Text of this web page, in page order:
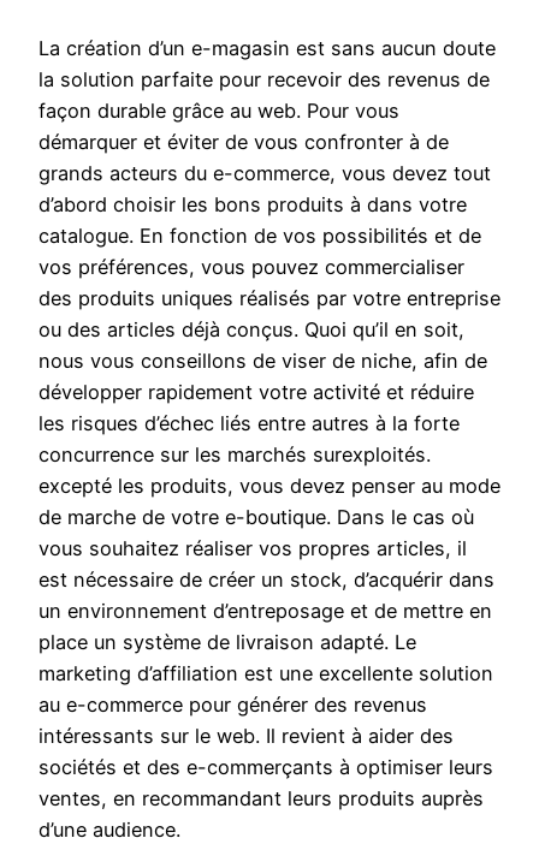
La création d’un e-magasin est sans aucun doute
la solution parfaite pour recevoir des revenus de
façon durable grâce au web. Pour vous
démarquer et éviter de vous confronter à de
grands acteurs du e-commerce, vous devez tout
d’abord choisir les bons produits à dans votre
catalogue. En fonction de vos possibilités et de
vos préférences, vous pouvez commercialiser
des produits uniques réalisés par votre entreprise
ou des articles déjà conçus. Quoi qu’il en soit,
nous vous conseillons de viser de niche, afin de
développer rapidement votre activité et réduire
les risques d’échec liés entre autres à la forte
concurrence sur les marchés surexploités.
excepté les produits, vous devez penser au mode
de marche de votre e-boutique. Dans le cas où
vous souhaitez réaliser vos propres articles, il
est nécessaire de créer un stock, d’acquérir dans
un environnement d’entreposage et de mettre en
place un système de livraison adapté. Le
marketing d’affiliation est une excellente solution
au e-commerce pour générer des revenus
intéressants sur le web. Il revient à aider des
sociétés et des e-commerçants à optimiser leurs
ventes, en recommandant leurs produits auprès
d’une audience.